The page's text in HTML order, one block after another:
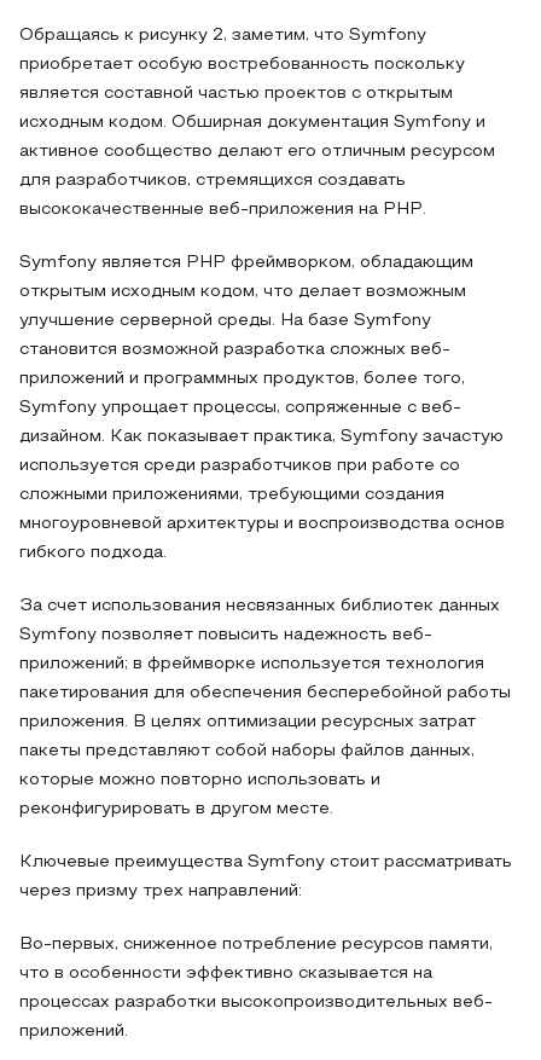
Обращаясь к рисунку 2, заметим, что Symfony
приобретает особую востребованность поскольку
является составной частью проектов с открытым
исходным кодом. Обширная документация Symfony и
активное сообщество делают его отличным ресурсом
для разработчиков, стремящихся создавать
высококачественные веб-приложения на PHP.
Symfony является PHP фреймворком, обладающим
открытым исходным кодом, что делает возможным
улучшение серверной среды. На базе Symfony
становится возможной разработка сложных веб-
приложений и программных продуктов, более того,
Symfony упрощает процессы, сопряженные с веб-
дизайном. Как показывает практика, Symfony зачастую
используется среди разработчиков при работе со
сложными приложениями, требующими создания
многоуровневой архитектуры и воспроизводства основ
гибкого подхода.
За счет использования несвязанных библиотек данных
Symfony позволяет повысить надежность веб-
приложений; в фреймворке используется технология
пакетирования для обеспечения бесперебойной работы
приложения. В целях оптимизации ресурсных затрат
пакеты представляют собой наборы файлов данных,
которые можно повторно использовать и
реконфигурировать в другом месте.
Ключевые преимущества Symfony стоит рассматривать
через призму трех направлений:
Во-первых, сниженное потребление ресурсов памяти,
что в особенности эффективно сказывается на
процессах разработки высокопроизводительных веб-
приложений.